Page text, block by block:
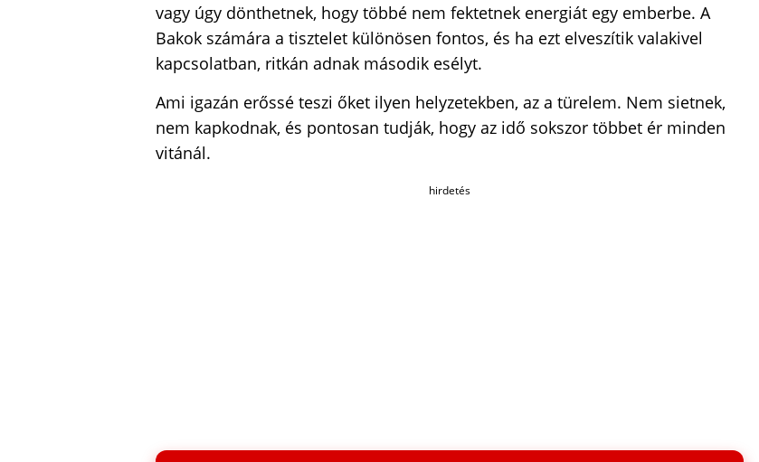
vagy úgy dönthetnek, hogy többé nem fektetnek energiát egy emberbe. A
Bakok számára a tisztelet különösen fontos, és ha ezt elveszítik valakivel
kapcsolatban, ritkán adnak második esélyt.
Ami igazán erőssé teszi őket ilyen helyzetekben, az a türelem. Nem sietnek,
nem kapkodnak, és pontosan tudják, hogy az idő sokszor többet ér minden
vitánál.
hirdetés